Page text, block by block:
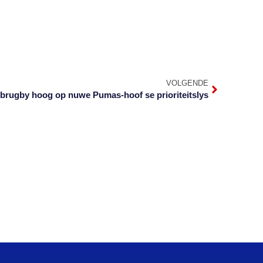
VOLGENDE
hoog op nuwe Pumas-hoof se prioriteitslys